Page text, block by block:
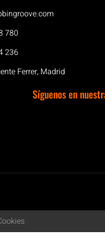
780
236
Ferrer, Madrid
Síguenos en